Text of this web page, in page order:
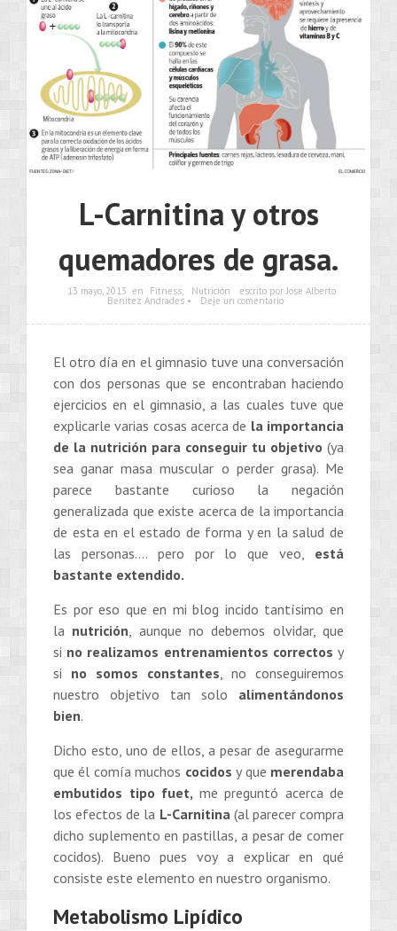
L-Carnitina y otros
quemadores de grasa.
13 mayo, 2013 en Fitness Nutrición escrito por Jose Alberto
Benítez Andrades • Deje un comentario
El otro día en el gimnasio tuve una conversación
con dos personas que se encontraban haciendo
ejercicios en el gimnasio, a las cuales tuve que
explicarle varias cosas acerca de la importancia
de la nutrición para conseguir tu objetivo (ya
sea ganar masa muscular o perder grasa). Me
parece bastante curioso la negación
generalizada que existe acerca de la importancia
de esta en el estado de forma y en la salud de
las personas…. pero por lo que veo, está
bastante extendido.
Es por eso que en mi blog incido tantísimo en
la nutrición , aunque no debemos olvidar, que
si no realizamos entrenamientos correctos y
si no somos constantes , no conseguiremos
nuestro objetivo tan solo alimentándonos
bien.
Dicho esto, uno de ellos, a pesar de asegurarme
que él comía muchos cocidos y que merendaba
embutidos tipo fuet, me preguntó acerca de
los efectos de la L-Carnitina (al parecer compra
dicho suplemento en pastillas, a pesar de comer
cocidos). Bueno pues voy a explicar en qué
consiste este elemento en nuestro organismo.
Metabolismo Lipídico